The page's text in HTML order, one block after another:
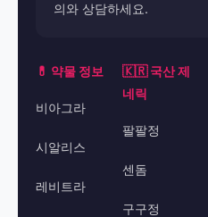
의와 상담하세요.
💊 약물 정보
비아그라
시알리스
레비트라
🇰🇷 국산 제
네릭
팔팔정
센돔
구구정